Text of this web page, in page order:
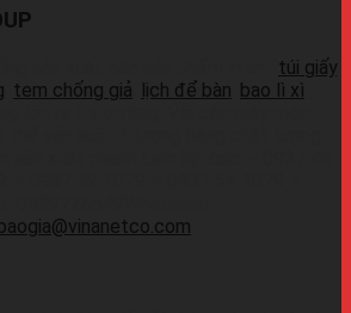
túi giấy
tem chống giả lịch để bàn bao lì xì